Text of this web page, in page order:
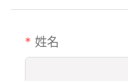
姓名